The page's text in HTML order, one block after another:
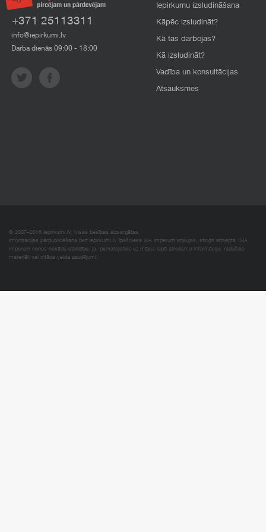
+371 25113311
info@iepirkumi.lv
Darba dienās 09:00 - 18:00
Iepirkumu izsludināšana
Kāpēc izsludināt?
Kā tas darbojas?
Kā izsludināt?
Vadība un konsultācijas
Atsauksmes
© 2007–2018 Iepirkumi.lv. Visas tiesības aizsargātas.
Informācijas pārpublicēšana bez iepirkumi.lv īpašnieka SIA Imperum atļaujas, stingri aizliegta. SIA
Imperum nenes nekādu atbildību, ja, pamatojoties uz mājas lapā atrodamo informāciju, radušies
materiāli vai citāda veida zaudējumi.